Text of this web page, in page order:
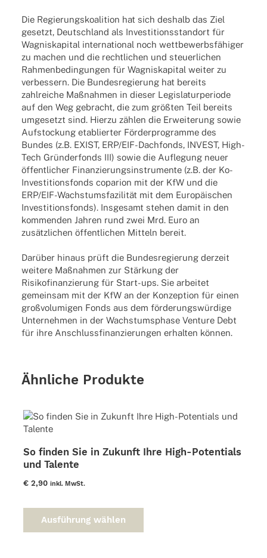
Die Regierungskoalition hat sich deshalb das Ziel
gesetzt, Deutschland als Investitionsstandort für
Wagniskapital international noch wettbewerbsfähiger
zu machen und die rechtlichen und steuerlichen
Rahmenbedingungen für Wagniskapital weiter zu
verbessern. Die Bundesregierung hat bereits
zahlreiche Maßnahmen in dieser Legislaturperiode
auf den Weg gebracht, die zum größten Teil bereits
umgesetzt sind. Hierzu zählen die Erweiterung sowie
Aufstockung etablierter Förderprogramme des
Bundes (z.B. EXIST, ERP/EIF-Dachfonds, INVEST, High-
Tech Gründerfonds III) sowie die Auflegung neuer
öffentlicher Finanzierungsinstrumente (z.B. der Ko-
Investitionsfonds coparion mit der KfW und die
ERP/EIF-Wachstumsfazilität mit dem Europäischen
Investitionsfonds). Insgesamt stehen damit in den
kommenden Jahren rund zwei Mrd. Euro an
zusätzlichen öffentlichen Mitteln bereit.
Darüber hinaus prüft die Bundesregierung derzeit
weitere Maßnahmen zur Stärkung der
Risikofinanzierung für Start-ups. Sie arbeitet
gemeinsam mit der KfW an der Konzeption für einen
großvolumigen Fonds aus dem förderungswürdige
Unternehmen in der Wachstumsphase Venture Debt
für ihre Anschlussfinanzierungen erhalten können.
Ähnliche Produkte
So finden Sie in Zukunft Ihre High-Potentials
und Talente
€2,90 inkl. MwSt.
Ausführung wählen